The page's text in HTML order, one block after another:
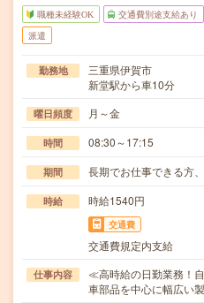
職種未経験OK 交通費別途支給あり
派遣
勤務地
三重県伊賀市
新堂駅から車10分
曜日頻度 月～金
時間 08:30～17:15
期間 長期でお仕事できる方
時給 時給1540円
交通費
交通費規定内支給
仕事内容
≪高時給の日勤業務！
車部品を中心に幅広い